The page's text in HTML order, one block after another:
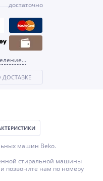
достаточно
машин Beko.
стиральной машины
позвоните нам по номеру